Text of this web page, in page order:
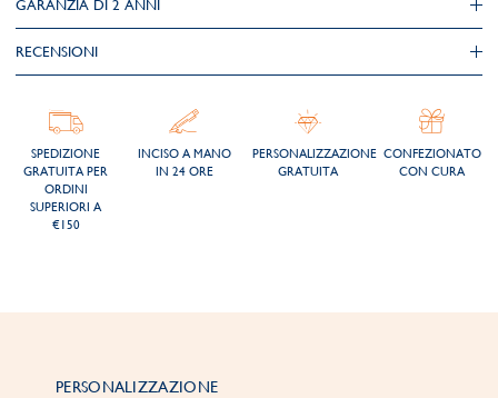
GARANZIA DI 2 ANNI
RECENSIONI
SPEDIZIONE
GRATUITA PER
ORDINI
SUPERIORI A
€150
INCISO A MANO
IN 24 ORE
PERSONALIZZAZIONE
GRATUITA
CONFEZIONATO
CON CURA
PERSONALIZZAZIONE